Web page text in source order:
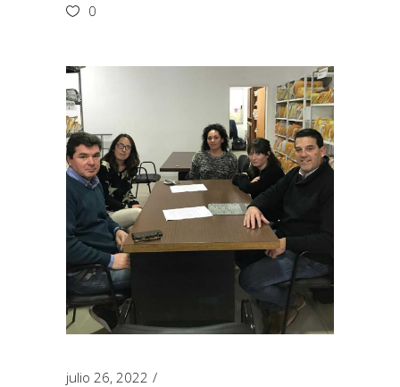
0
julio 26, 2022